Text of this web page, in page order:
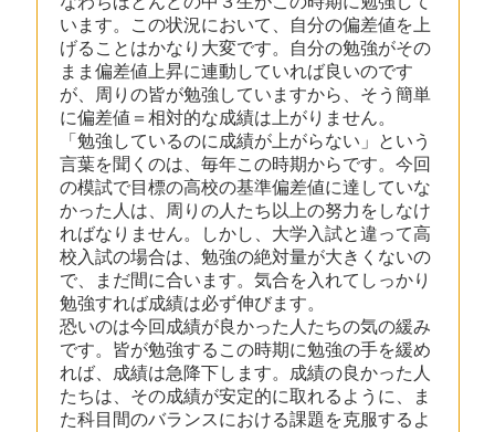
います。この状況において、自分の偏差値を上
げることはかなり大変です。自分の勉強がその
まま偏差値上昇に連動していれば良いのです
が、周りの皆が勉強していますから、そう簡単
に偏差値＝相対的な成績は上がりません。
「勉強しているのに成績が上がらない」という
言葉を聞くのは、毎年この時期からです。今回
の模試で目標の高校の基準偏差値に達していな
かった人は、周りの人たち以上の努力をしなけ
ればなりません。しかし、大学入試と違って高
校入試の場合は、勉強の絶対量が大きくないの
で、まだ間に合います。気合を入れてしっかり
勉強すれば成績は必ず伸びます。
恐いのは今回成績が良かった人たちの気の緩み
です。皆が勉強するこの時期に勉強の手を緩め
れば、成績は急降下します。成績の良かった人
たちは、その成績が安定的に取れるように、ま
た科目間のバランスにおける課題を克服するよ